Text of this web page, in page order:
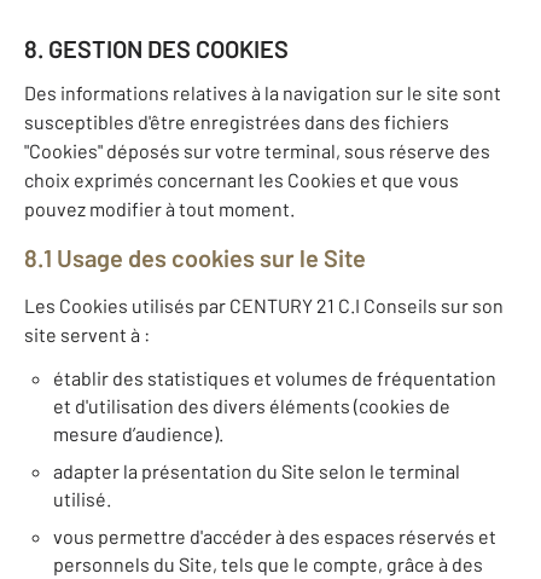
8. GESTION DES COOKIES
Des informations relatives à la navigation sur le site sont
susceptibles d'être enregistrées dans des fichiers
"Cookies" déposés sur votre terminal, sous réserve des
choix exprimés concernant les Cookies et que vous
pouvez modifier à tout moment.
8.1 Usage des cookies sur le Site
Les Cookies utilisés par CENTURY 21 C.I Conseils sur son
site servent à :
établir des statistiques et volumes de fréquentation
et d'utilisation des divers éléments (cookies de
mesure d’audience).
adapter la présentation du Site selon le terminal
utilisé.
vous permettre d'accéder à des espaces réservés et
personnels du Site, tels que le compte, grâce à des